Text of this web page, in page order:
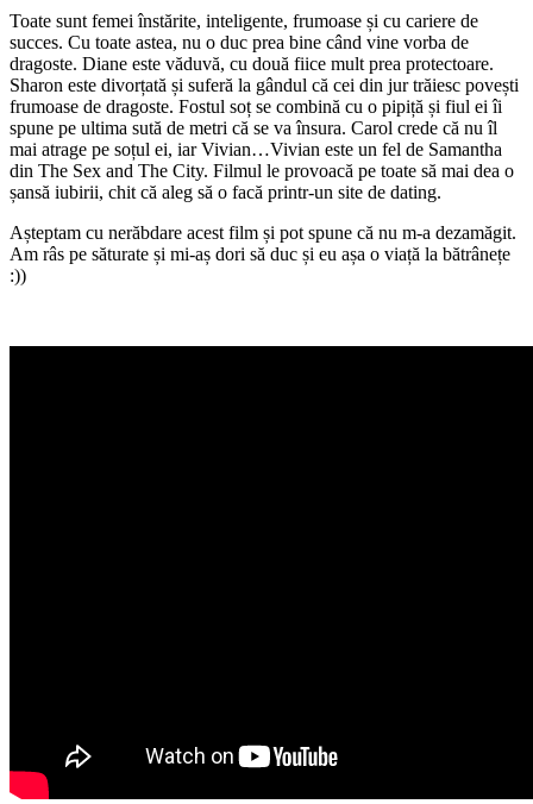
Toate sunt femei înstărite, inteligente, frumoase și cu cariere de
succes. Cu toate astea, nu o duc prea bine când vine vorba de
dragoste. Diane este văduvă, cu două fiice mult prea protectoare.
Sharon este divorțată și suferă la gândul că cei din jur trăiesc povești
frumoase de dragoste. Fostul soț se combină cu o pipiță și fiul ei îi
spune pe ultima sută de metri că se va însura. Carol crede că nu îl
mai atrage pe soțul ei, iar Vivian…Vivian este un fel de Samantha
din The Sex and The City. Filmul le provoacă pe toate să mai dea o
șansă iubirii, chit că aleg să o facă printr-un site de dating.
Așteptam cu nerăbdare acest film și pot spune că nu m-a dezamăgit.
Am râs pe săturate și mi-aș dori să duc și eu așa o viață la bătrânețe
:))